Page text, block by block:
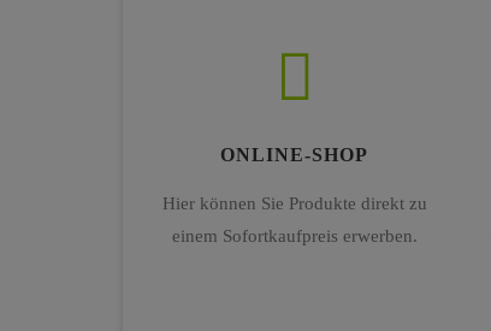
ONLINE-SHOP
Hier können Sie Produkte direkt zu
einem Sofortkaufpreis erwerben.